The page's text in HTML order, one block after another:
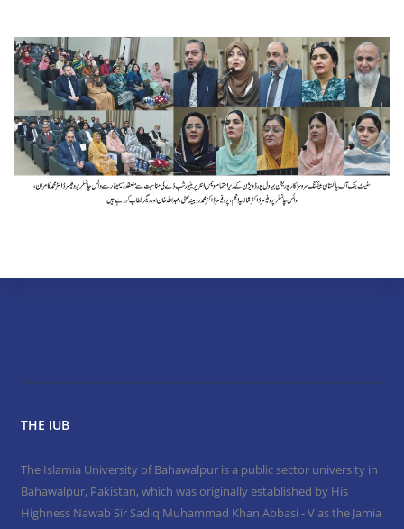
THE IUB
The Islamia University of Bahawalpur is a public sector university in
Bahawalpur, Pakistan, which was originally established by His
Highness Nawab Sir Sadiq Muhammad Khan Abbasi - V as the Jamia